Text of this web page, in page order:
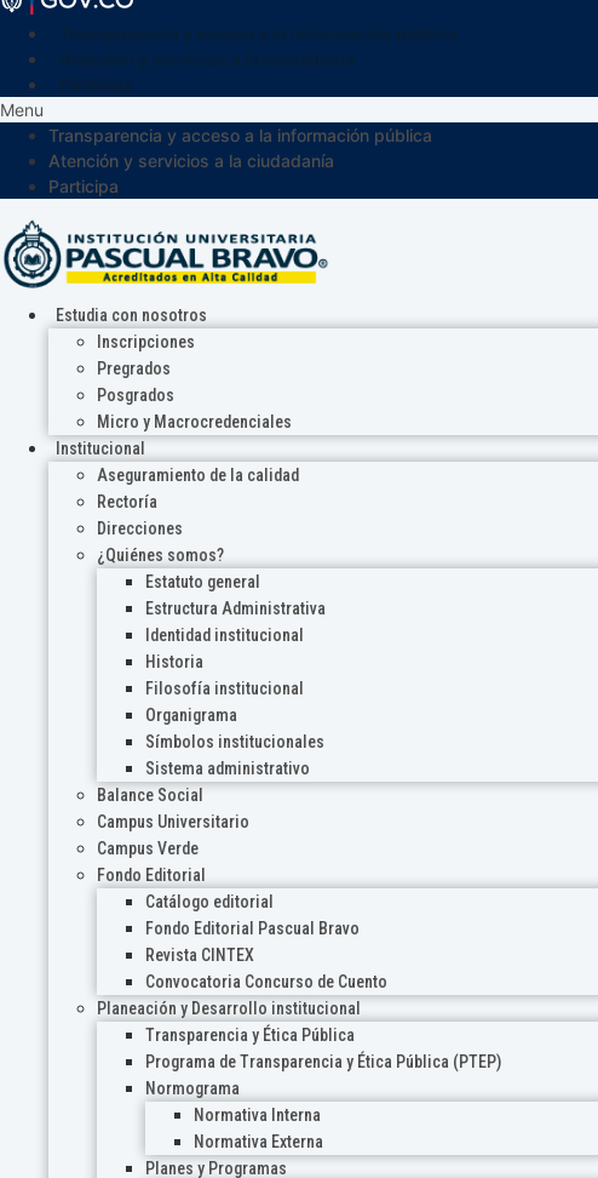
Menu
Transparencia y acceso a la información pública
Atención y servicios a la ciudadanía
Participa
Estudia con nosotros
Inscripciones
Pregrados
Posgrados
Micro y Macrocredenciales
Institucional
Aseguramiento de la calidad
Rectoría
Direcciones
¿Quiénes somos?
Estatuto general
Estructura Administrativa
Identidad institucional
Historia
Filosofía institucional
Organigrama
Símbolos institucionales
Sistema administrativo
Balance Social
Campus Universitario
Campus Verde
Fondo Editorial
Catálogo editorial
Fondo Editorial Pascual Bravo
Revista CINTEX
Convocatoria Concurso de Cuento
Planeación y Desarrollo institucional
Transparencia y Ética Pública
Programa de Transparencia y Ética Pública (PTEP)
Normograma
Normativa Interna
Normativa Externa
Planes y Programas